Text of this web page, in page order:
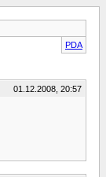
PDA
01.12.2008, 20:57